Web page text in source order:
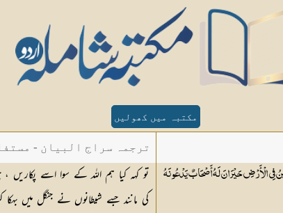
مکتبہ میں کھولیں
فِي الْأَرْضِ حَيْرَانَ لَهُ أَصْحَابٌ يَدْعُونَهُ
ترجمہ سراج البیان -
الدین دھلوی
تو کہہ کیا ہم اللہ کے سوا اسے پکاریں ،
کی مانند جسے شیطانوں نے جنگل میں